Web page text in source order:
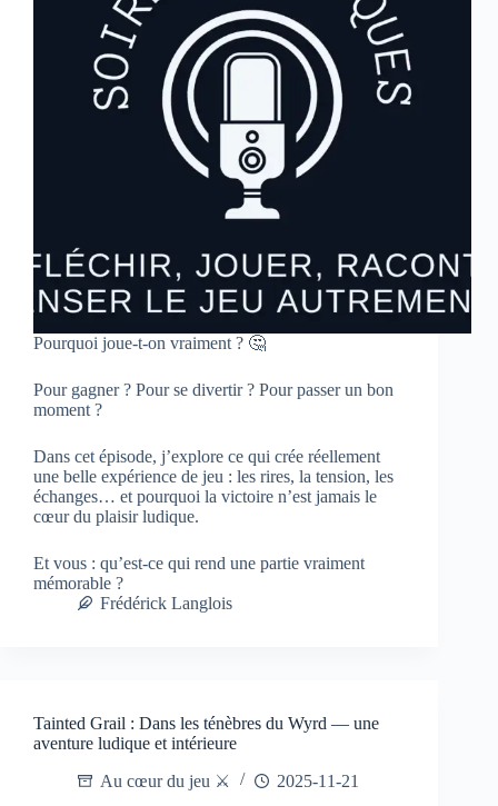
Pourquoi joue-t-on vraiment ? 🤔
Pour gagner ? Pour se divertir ? Pour passer un bon
moment ?
Dans cet épisode, j’explore ce qui crée réellement
une belle expérience de jeu : les rires, la tension, les
échanges… et pourquoi la victoire n’est jamais le
cœur du plaisir ludique.
Et vous : qu’est-ce qui rend une partie vraiment
mémorable ?
Frédérick Langlois
Tainted Grail : Dans les ténèbres du Wyrd — une
aventure ludique et intérieure
Au cœur du jeu ⚔️
2025-11-21